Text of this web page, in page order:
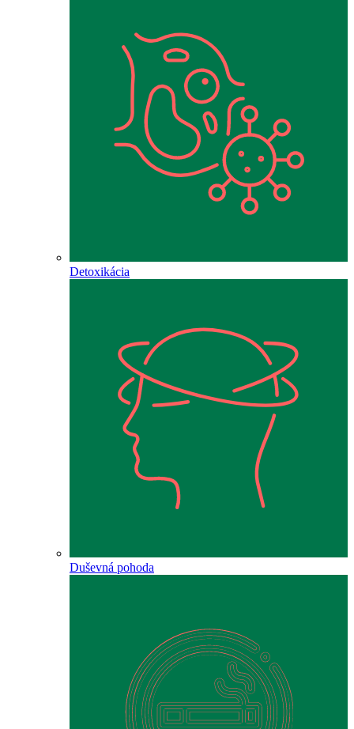
Detoxikácia
Duševná pohoda